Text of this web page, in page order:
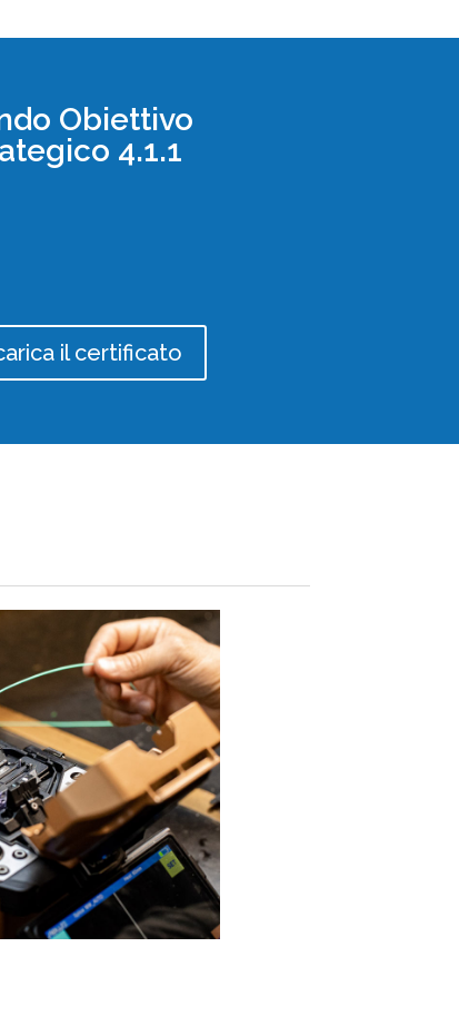
Obiettivo
4.1.1
il certificato